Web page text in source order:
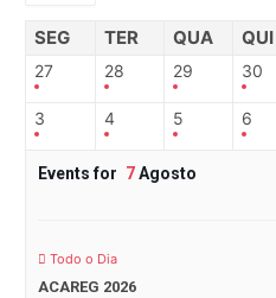
SEG TER QUA QUI
27 28 29 30
3 4 5 6
Events for 7Agosto
Todo o Dia
ACAREG 2026